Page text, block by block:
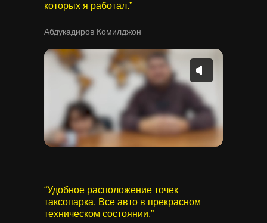
“Удобное расположение точек
таксопарка. Все авто в прекрасном
техническом состоянии.”
которых я работал.”
Абдукадиров Комилджон